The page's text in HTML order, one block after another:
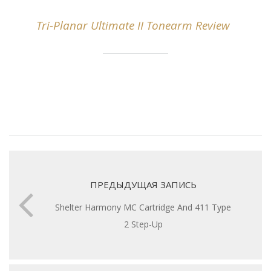
Tri-Planar Ultimate II Tonearm Review
ПРЕДЫДУЩАЯ ЗАПИСЬ
Shelter Harmony MC Cartridge And 411 Type
2 Step-Up